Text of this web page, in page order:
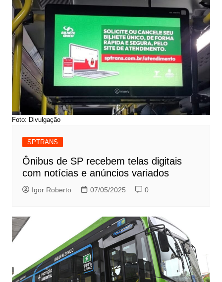
Foto: Divulgação
SPTRANS
Ônibus de SP recebem telas digitais
com notícias e anúncios variados
Igor Roberto 07/05/2025 0